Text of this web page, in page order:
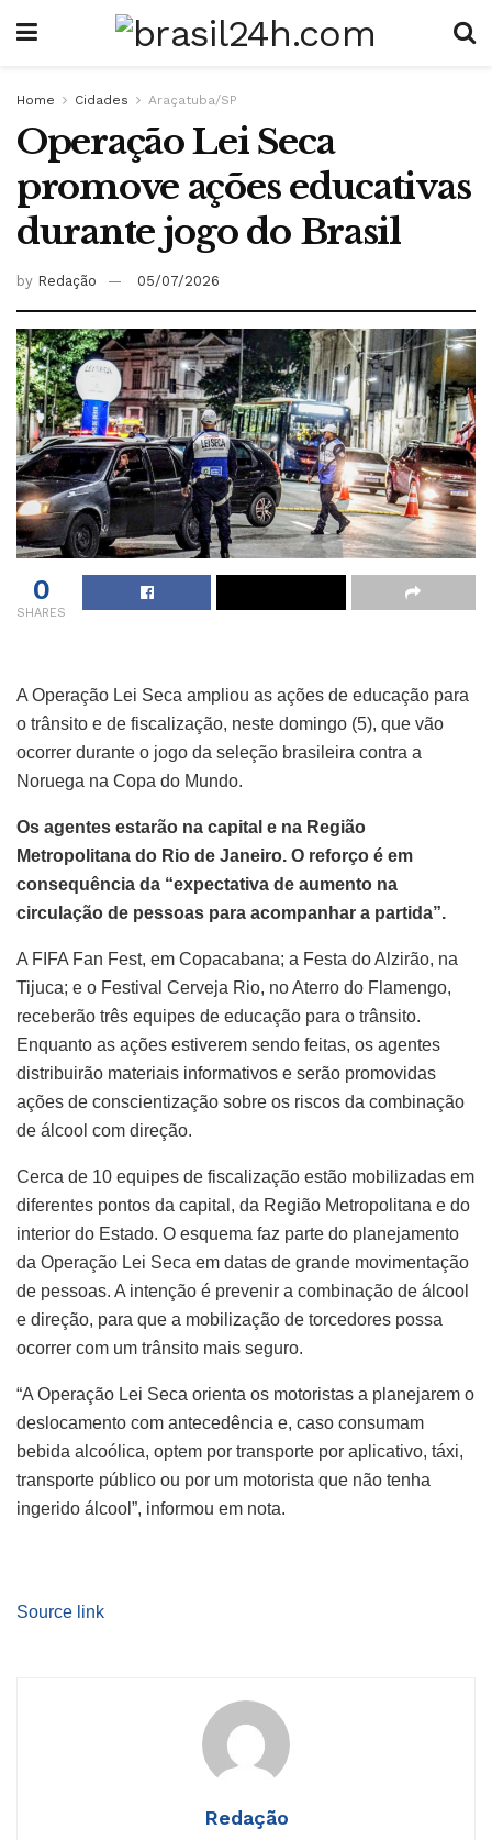
Home Cidades Araçatuba/SP
Operação Lei Seca
promove ações educativas
durante jogo do Brasil
by Redação 05/07/2026
0
SHARES
A Operação Lei Seca ampliou as ações de educação para
o trânsito e de fiscalização, neste domingo (5), que vão
ocorrer durante o jogo da seleção brasileira contra a
Noruega na Copa do Mundo.
Os agentes estarão na capital e na Região
Metropolitana do Rio de Janeiro. O reforço é em
consequência da “expectativa de aumento na
circulação de pessoas para acompanhar a partida”.
A FIFA Fan Fest, em Copacabana; a Festa do Alzirão, na
Tijuca; e o Festival Cerveja Rio, no Aterro do Flamengo,
receberão três equipes de educação para o trânsito.
Enquanto as ações estiverem sendo feitas, os agentes
distribuirão materiais informativos e serão promovidas
ações de conscientização sobre os riscos da combinação
de álcool com direção.
Cerca de 10 equipes de fiscalização estão mobilizadas em
diferentes pontos da capital, da Região Metropolitana e do
interior do Estado. O esquema faz parte do planejamento
da Operação Lei Seca em datas de grande movimentação
de pessoas. A intenção é prevenir a combinação de álcool
e direção, para que a mobilização de torcedores possa
ocorrer com um trânsito mais seguro.
“A Operação Lei Seca orienta os motoristas a planejarem o
deslocamento com antecedência e, caso consumam
bebida alcoólica, optem por transporte por aplicativo, táxi,
transporte público ou por um motorista que não tenha
ingerido álcool”, informou em nota.
Source link
Redação